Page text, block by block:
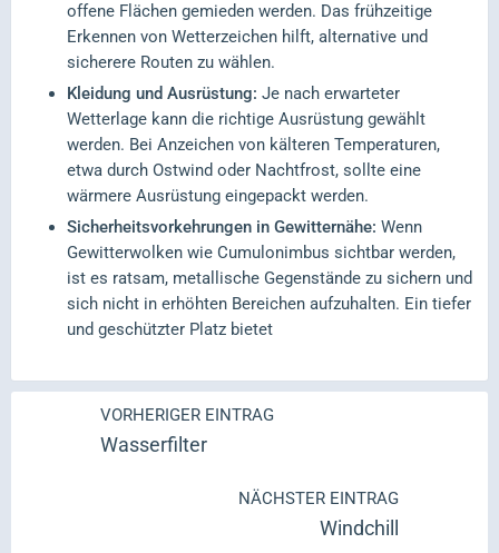
offene Flächen gemieden werden. Das frühzeitige
Erkennen von Wetterzeichen hilft, alternative und
sicherere Routen zu wählen.
Kleidung und Ausrüstung: Je nach erwarteter
Wetterlage kann die richtige Ausrüstung gewählt
werden. Bei Anzeichen von kälteren Temperaturen,
etwa durch Ostwind oder Nachtfrost, sollte eine
wärmere Ausrüstung eingepackt werden.
Sicherheitsvorkehrungen in Gewitternähe: Wenn
Gewitterwolken wie Cumulonimbus sichtbar werden,
ist es ratsam, metallische Gegenstände zu sichern und
sich nicht in erhöhten Bereichen aufzuhalten. Ein tiefer
und geschützter Platz bietet
VORHERIGER EINTRAG
Wasserfilter
NÄCHSTER EINTRAG
Windchill